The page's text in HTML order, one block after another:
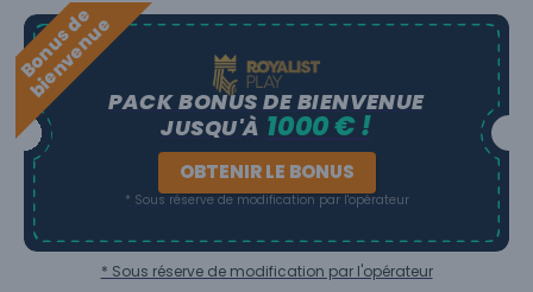
B
o
n
u
s
d
e
b
i
e
n
v
e
n
u
ePACK BONUS DE BIENVENUE
JUSQU'À 1000 € !
OBTENIR LE BONUS
* Sous réserve de modification par l'opérateur
* Sous réserve de modification par l'opérateur